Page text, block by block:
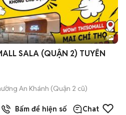
1
SALA (QUẬN 2) TUYỂN
An Khánh (Quận 2 cũ)
Bấm để hiện số Chat